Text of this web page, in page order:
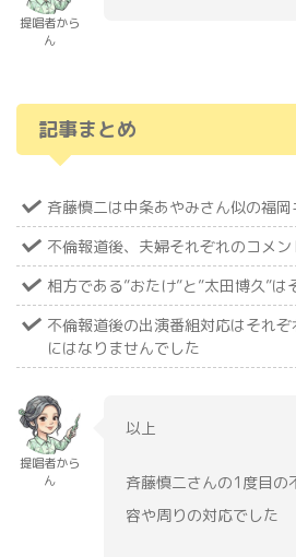
提唱者から
ん
記事まとめ
斉藤慎二は中条あやみさん似の福
不倫報道後、夫婦それぞれのコメ
相方である”おたけ”と”太田博久”
不倫報道後の出演番組対応はそれ
にはなりませんでした
提唱者から
ん
以上
斉藤慎二さんの1度目の
容や周りの対応でした